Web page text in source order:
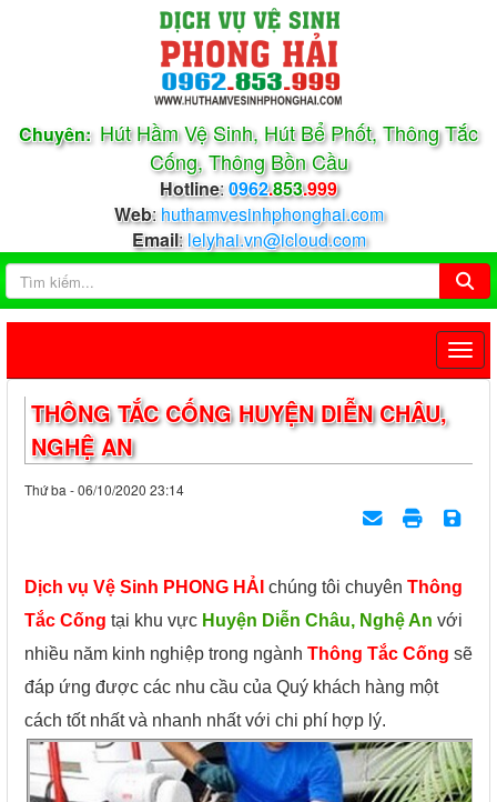
Chuyên: Hút Hầm Vệ Sinh, Hút Bể Phốt, Thông Tắc
Cống, Thông Bồn Cầu
Hotline:0962.853.999
Web: huthamvesinhphonghai.com
Email:lelyhai.vn@icloud.com
THÔNG TẮC CỐNG HUYỆN DIỄN CHÂU,
NGHỆ AN
Thứ ba - 06/10/2020 23:14
Dịch vụ Vệ Sinh PHONG HẢI chúng tôi chuyên Thông
Tắc Cống tại khu vực Huyện Diễn Châu, Nghệ An với
nhiều năm kinh nghiệp trong ngành Thông Tắc Cống sẽ
đáp ứng được các nhu cầu của Quý khách hàng một
cách tốt nhất và nhanh nhất với chi phí hợp lý.